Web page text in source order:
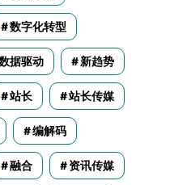
数字化转型
据驱动 新趋势
站长 站长传媒
编解码
融合 资讯传媒